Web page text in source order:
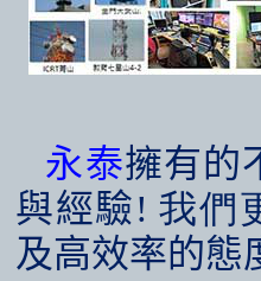
永泰擁有的
與經驗! 我們
及高效率的態